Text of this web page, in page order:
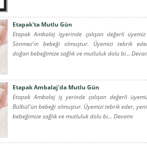
Etapak'ta Mutlu Gün
Etapak Ambalaj işyerinde çalışan değerli
Sönmez'in bebeği olmuştur. Üyemizi tebrik
doğan bebeğimize sağlık ve mutluluk dolu bi...
Etapak Ambalaj'da Mutlu Gün
Etapak Ambalaj iş yerinde çalışan değerli
Bülbül'ün bebeği olmuştur. Üyemizi tebrik eder,
bebeğimize sağlık ve mutluluk dolu bi... Devamı